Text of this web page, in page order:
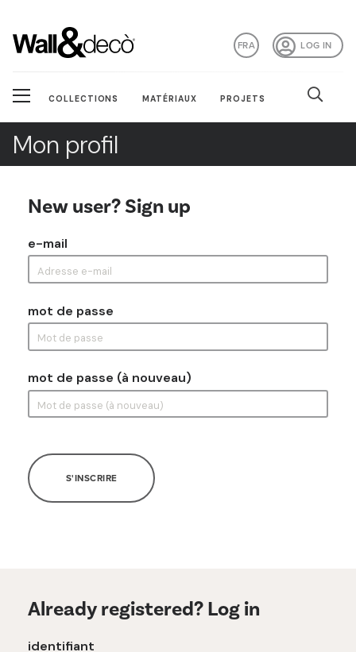
LOG IN
FRA
COLLECTIONS MATÉRIAUX PROJETS
Mon profil
New user? Sign up
e-mail
mot de passe
mot de passe (à nouveau)
S'INSCRIRE
Already registered? Log in
identifiant